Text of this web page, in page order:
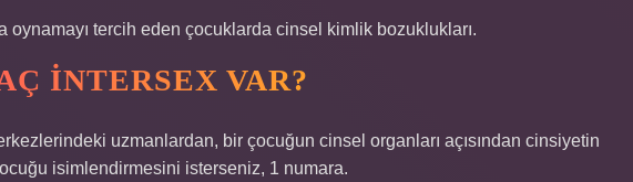
oynamayı tercih eden çocuklarda cinsel kimlik bozuklukları.
INTERSEX VAR?
uzmanlardan, bir çocuğun cinsel organları açısından cinsiyetin
isimlendirmesini isterseniz, 1 numara.